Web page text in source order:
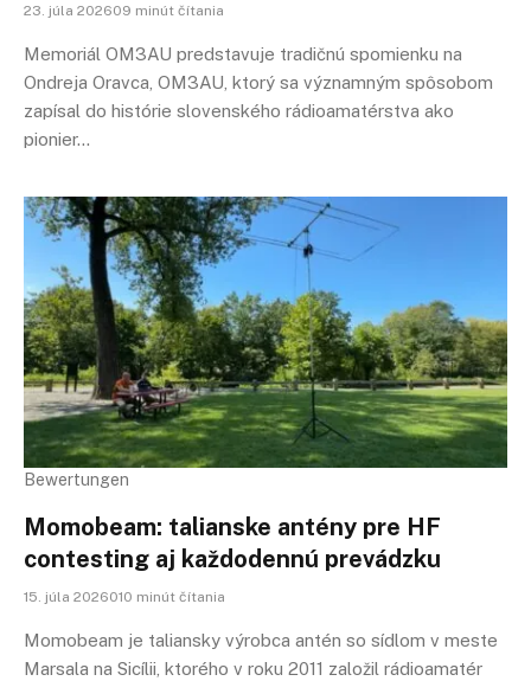
23. júla 202609 minút čítania
Memoriál OM3AU predstavuje tradičnú spomienku na
Ondreja Oravca, OM3AU, ktorý sa významným spôsobom
zapísal do histórie slovenského rádioamatérstva ako
pionier…
Bewertungen
Momobeam: talianske antény pre HF
contesting aj každodennú prevádzku
15. júla 2026010 minút čítania
Momobeam je taliansky výrobca antén so sídlom v meste
Marsala na Sicílii, ktorého v roku 2011 založil rádioamatér